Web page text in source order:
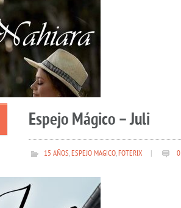
Espejo Mágico – Juli
15 AÑOS,ESPEJO MAGICO,FOTERIX 0